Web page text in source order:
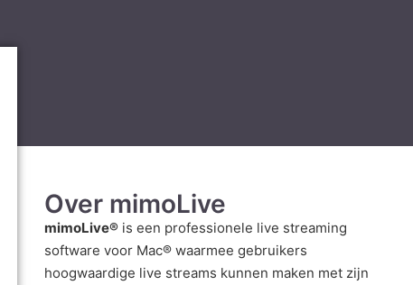
Over mimoLive
mimoLive®is een professionele live streaming
software voor Mac® waarmee gebruikers
hoogwaardige live streams kunnen maken met zijn